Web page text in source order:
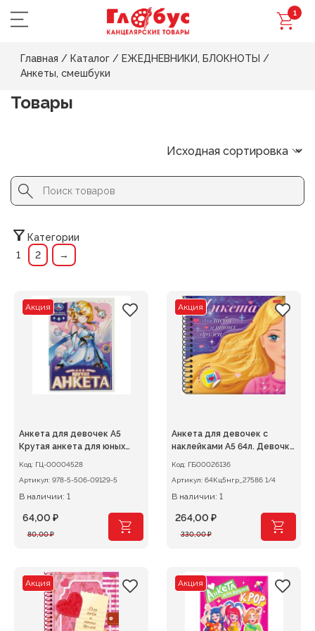
1
Главная / Каталог / ЕЖЕДНЕВНИКИ, БЛОКНОТЫ /
Анкеты, смешбуки
Товары
Search
for:
Button
Категории
1
2 →
Акция
Анкета для девочек А5
Крутая анкета для юных
волшебниц УМКА
Код: ГЦ-00004528
Артикул: 978-5-506-09129-5
В наличии: 1
80,00₽
Первоначальная
80,00 ₽.
64,00 ₽
Текущая
Акция
Анкета для девочек с
наклейками А5 64л. Девочка
Код: ГБ00026136
Артикул:
64Кц5нгр_27586 1/4
В наличии: 1
330,00₽
Первоначальная
330,00 ₽.
264,00 ₽
Текущая
Акция Акция